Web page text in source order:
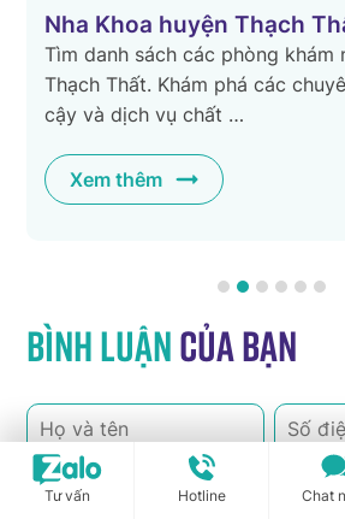
huyện
tin
Nha Khoa Đồng
Khám phá các địa chỉ
Đồng Tháp. Dịch vụ
để bảo vệ sức khỏe …
Xem thêm
Bình luậncủa bạn
Tư vấn Hotline Chat